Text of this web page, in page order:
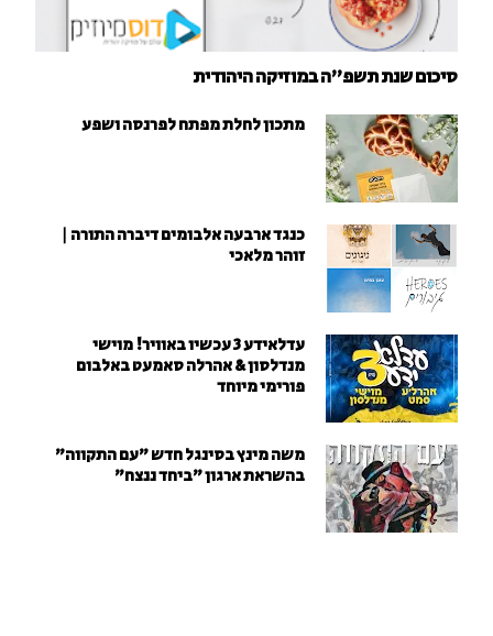
סיכום שנת תשפ"ה במוזיקה היהודית
מתכון לחלת מפתח לפרנסה ושפע
כנגד ארבעה אלבומים דיברה התורה |
זוהר מלאכי
עדלאידע 3 עכשיו באוויר! מוישי
מנדלסון & אהרלה סאמעט באלבום
פורימי מיוחד
משה מינץ בסינגל חדש ״עם התקווה״
בהשראת ארגון "ביחד ננצח"